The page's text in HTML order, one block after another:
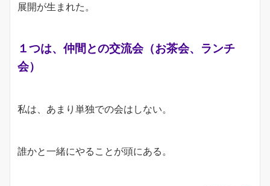
展開が生まれた。
１つは、仲間との交流会（お茶会、ランチ
会）
私は、あまり単独での会はしない。
誰かと一緒にやることが頭にある。